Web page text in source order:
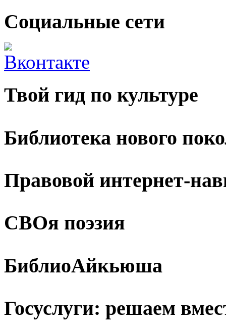
Социальные сети
Твой гид по культуре
Библиотека нового
Правовой интернет-
СВОя поэзия
БиблиоАйкьюша
Госуслуги: решаем